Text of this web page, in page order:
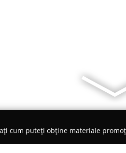
cum puteți obține materiale